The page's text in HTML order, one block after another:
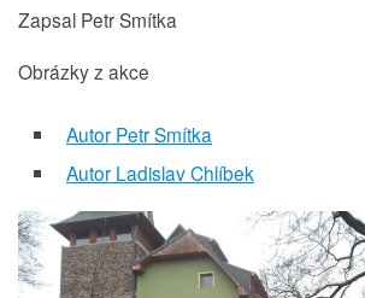
Zapsal Petr Smítka
Obrázky z akce
Autor Petr Smítka
Autor Ladislav Chlíbek